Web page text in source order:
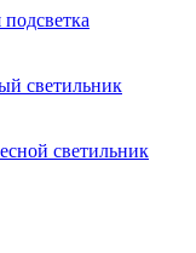
светильник
светильник